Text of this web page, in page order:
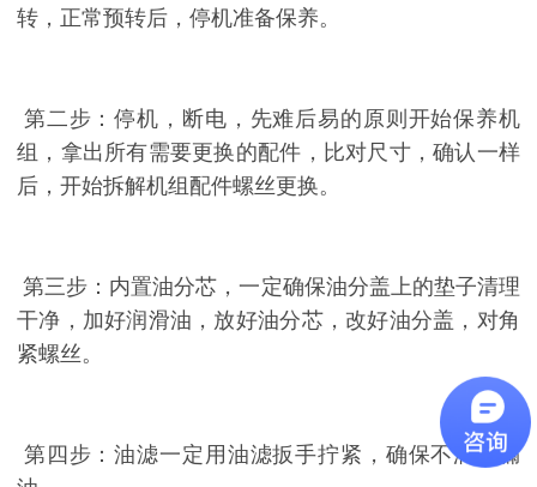
转，正常预转后，停机准备保养。
第二步：停机，断电，先难后易的原则开始保养机
组，拿出所有需要更换的配件，比对尺寸，确认一样
后，开始拆解机组配件螺丝更换。
第三步：内置油分芯，一定确保油分盖上的垫子清理
干净，加好润滑油，放好油分芯，改好油分盖，对角
紧螺丝。
第四步：油滤一定用油滤扳手拧紧，确保不滴、漏